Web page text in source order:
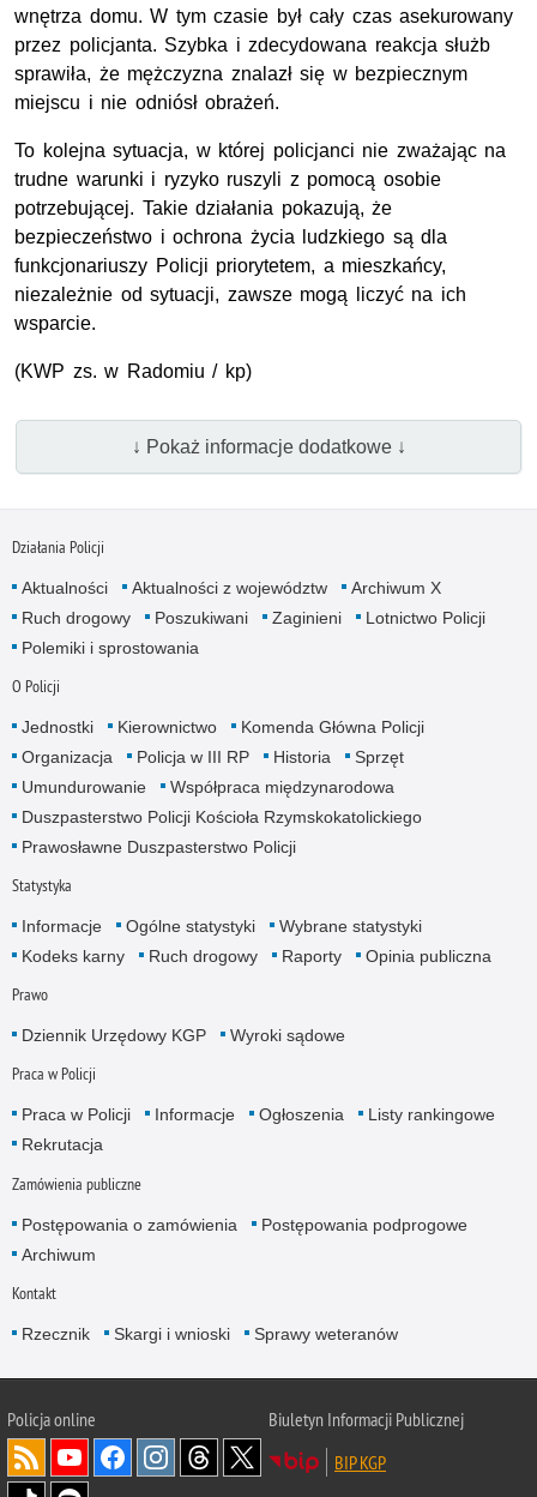
wnętrza domu. W tym czasie był cały czas asekurowany
przez policjanta. Szybka i zdecydowana reakcja służb
sprawiła, że mężczyzna znalazł się w bezpiecznym
miejscu i nie odniósł obrażeń.
To kolejna sytuacja, w której policjanci nie zważając na
trudne warunki i ryzyko ruszyli z pomocą osobie
potrzebującej. Takie działania pokazują, że
bezpieczeństwo i ochrona życia ludzkiego są dla
funkcjonariuszy Policji priorytetem, a mieszkańcy,
niezależnie od sytuacji, zawsze mogą liczyć na ich
wsparcie.
(KWP zs. w Radomiu / kp)
↓ Pokaż informacje dodatkowe ↓
Działania Policji
Aktualności Aktualności z województw
Archiwum X
Ruch drogowy
Poszukiwani Zaginieni
Lotnictwo Policji
Polemiki i sprostowania
O Policji
Jednostki Kierownictwo
Komenda Główna Policji
Organizacja
Policja w III RP Historia
Sprzęt
Umundurowanie
Współpraca międzynarodowa
Duszpasterstwo Policji Kościoła Rzymskokatolickiego
Prawosławne Duszpasterstwo Policji
Statystyka
Informacje Ogólne statystyki
Wybrane statystyki
Kodeks karny
Ruch drogowy Raporty Opinia publiczna
Prawo
Dziennik Urzędowy KGP Wyroki sądowe
Praca w Policji
Praca w Policji Informacje Ogłoszenia
Listy rankingowe
Rekrutacja
Zamówienia publiczne
Postępowania o zamówienia
Postępowania podprogowe
Archiwum
Kontakt
Rzecznik Skargi i wnioski Sprawy weteranów
Policjaonline
Biuletyn Informacji Publicznej
BIP KGP